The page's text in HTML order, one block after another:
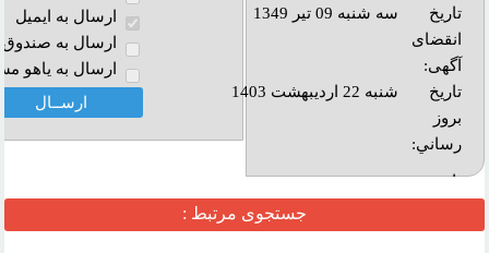
تاریخ
انقضای
آگهی:
سه شنبه 09 تیر 1349
تاريخ
بروز
رساني:
شنبه 22 اردیبهشت 1403
بازديد:
آدرس
ارسال به ايميل
ارسال به صندوق
ارسال به ياهو
جستجوی مرتبط :